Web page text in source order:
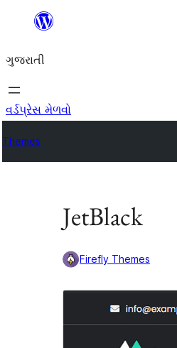
કંટેન્ટ(લખાણ)
જાઓ
ગુજરાતી
વર્ડપ્રેસ મેળવો
Themes
JetBlack
Firefly Themes